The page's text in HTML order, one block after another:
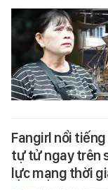
Fangirl nổi
tự tử ngay trên
lực mạng thời